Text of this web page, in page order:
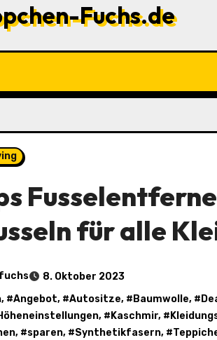
Fuchs.de
für alle
fuchs
8. Oktober 2023
, #Angebot, #Autositze, # Baumwolle, #
, # Kaschmir, #
, #sparen, #Synthetikfasern, #